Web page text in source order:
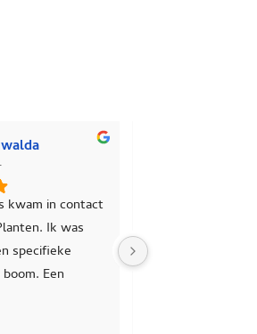
Anne-Marie van den Hee Roy Roelofs
4 solitaire bomen geleverd
gekregen. Geweldige kwaliteit
en goede service /advies.